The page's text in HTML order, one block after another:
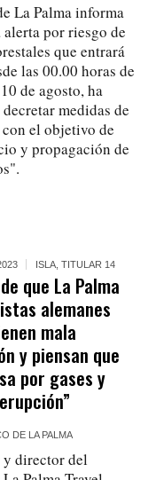
La Palma informa
alerta por riesgo de
que entrará
las 00.00 horas de
de agosto, ha
medidas de
el objetivo de
y propagación de
ISLA ,TITULAR 14
que La Palma
alemanes
mala
y piensan que
por gases y
DE LA PALMA
director del